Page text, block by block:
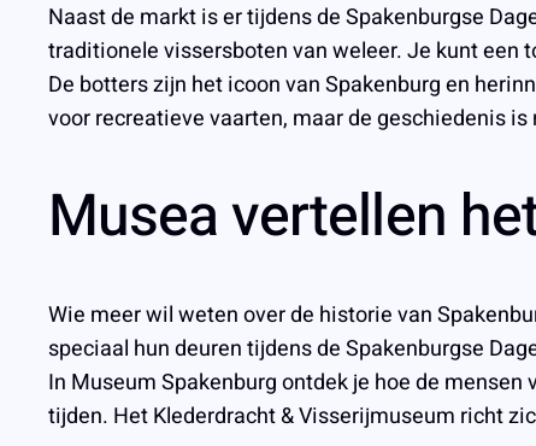
Naast de markt is er tijdens de Spakenburgse
traditionele vissersboten van weleer. Je kunt een
De botters zijn het icoon van Spakenburg en
voor recreatieve vaarten, maar de geschiedenis
Musea vertellen
Wie meer wil weten over de historie van
speciaal hun deuren tijdens de Spakenburgse
In Museum Spakenburg ontdek je hoe de
tijden. Het Klederdracht & Visserijmuseum richt